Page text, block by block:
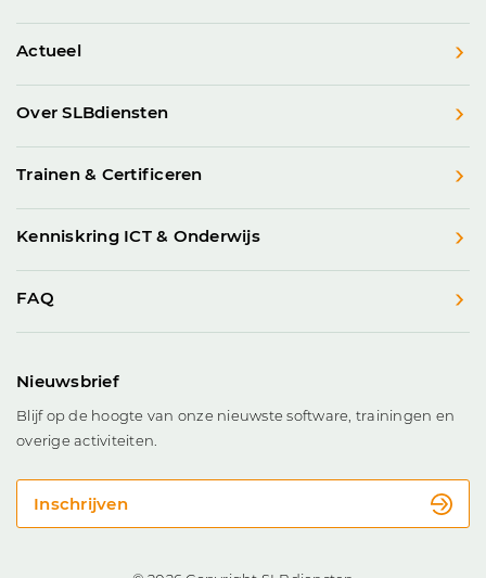
Actueel
Over SLBdiensten
Trainen & Certificeren
Kenniskring ICT & Onderwijs
FAQ
Nieuwsbrief
Blijf op de hoogte van onze nieuwste software, trainingen en
overige activiteiten.
Inschrijven